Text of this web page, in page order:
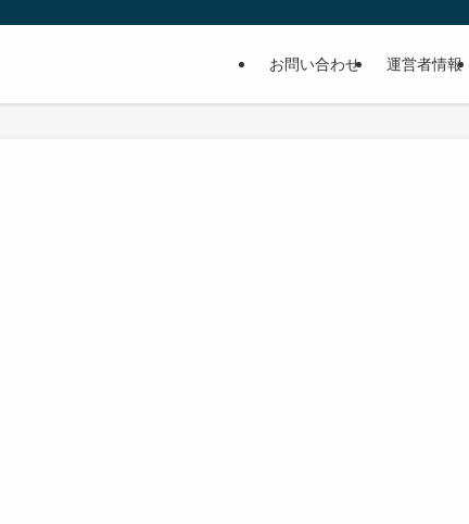
お問い合わせ 運営者情報